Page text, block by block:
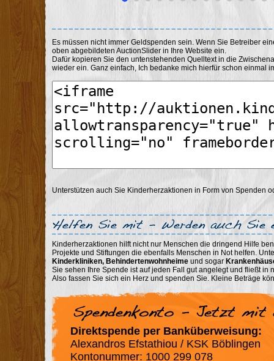
Es müssen nicht immer Geldspenden sein. Wenn Sie Betreiber
oben abgebildeten AuctionSlider in Ihre Website ein.
Dafür kopieren Sie den untenstehenden Quelltext in die
wieder ein. Ganz einfach, Ich bedanke mich hierfür schon einmal
Unterstützen auch Sie Kinderherzaktionen in Form von Spenden
Kinderherzaktionen hilft nicht nur Menschen die dringend Hilfe
Projekte und Stiftungen die ebenfalls Menschen in Not helfen.
Kinderkliniken, Behindertenwohnheime und sogar
Sie sehen Ihre Spende ist auf jeden Fall gut angelegt und fließt in
Also fassen Sie sich ein Herz und spenden Sie. Kleine Beträge
Direktspende per Banküberweisung:
Alexandros Efstathiou / KSK Böblingen
Kontonummer: 1000 299 078